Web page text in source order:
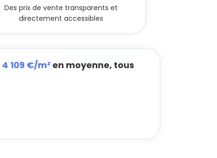
Des prix de vente transparents et
directement accessibles
4 109 €/m² en moyenne, tous